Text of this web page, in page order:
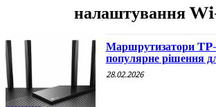
налаштування
Маршрутизатори
популярне рішення
28.02.2026